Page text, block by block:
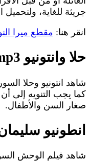
جريئة للغاية، ولتحميل
انقر هنا: مقطع ميرا
حلا وانتونيو mp3
شاهد انتونيو وحلا
كما يجب التنويه إلى
صغار السن والأطفال.
انطونيو
شاهد فيلم الوحش